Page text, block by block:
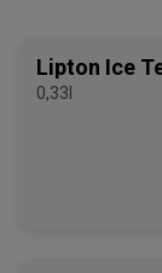
Lipton Ice
0,33l